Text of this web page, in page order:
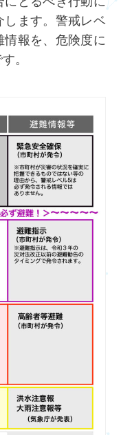
します。警戒レベ
報を、危険度に
。